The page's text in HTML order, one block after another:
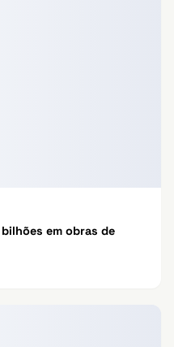
em obras de